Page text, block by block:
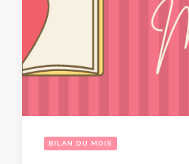
BILAN DU MOIS